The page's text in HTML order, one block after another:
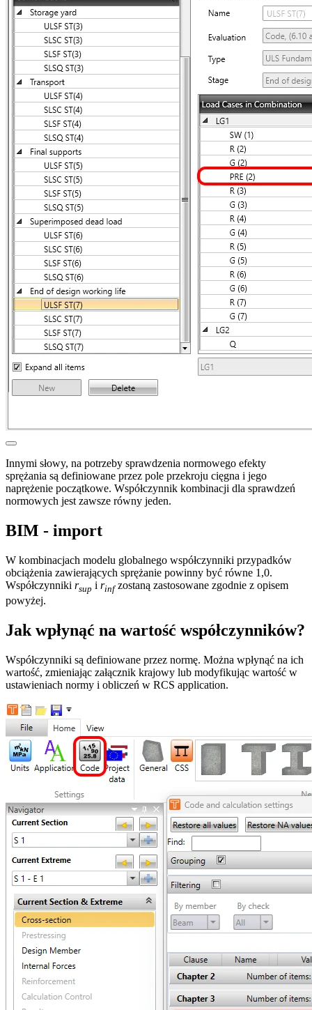
Innymi słowy, na potrzeby sprawdzenia normowego efekty
sprężania są definiowane przez pole przekroju cięgna i jego
naprężenie początkowe. Współczynnik kombinacji dla sprawdzeń
normowych jest zawsze równy jeden.
BIM - import
W kombinacjach modelu globalnego współczynniki przypadków
obciążenia zawierających sprężanie powinny być równe 1,0.
Współczynniki rsup i rinfzostaną zastosowane zgodnie z opisem
powyżej.
Jak wpłynąć na wartość współczynników?
Współczynniki są definiowane przez normę. Można wpłynąć na ich
wartość, zmieniając załącznik krajowy lub modyfikując wartość w
ustawieniach normy i obliczeń w RCS application.